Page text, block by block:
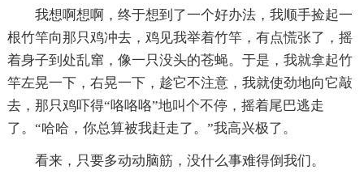
我想啊想啊，终于想到了一个好办法，我顺手捡起一
根竹竿向那只鸡冲去，鸡见我举着竹竿，有点慌张了，摇
着身子到处乱窜，像一只没头的苍蝇。于是，我就拿起竹
竿左晃一下，右晃一下，趁它不注意，我就使劲地向它敲
去，那只鸡吓得“咯咯咯”地叫个不停，摇着尾巴逃走
了。“哈哈，你总算被我赶走了。”我高兴极了。
看来，只要多动动脑筋，没什么事难得倒我们。